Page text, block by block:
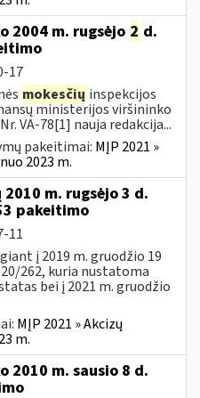
2004 m. rugsėjo 2 d.
17
mokesčių inspekcijos
ministerijos viršininko
VA-78[1] nauja redakcija...
pakeitimai: MĮP 2021 »
2023 m.
m. rugsėjo 3 d.
pakeitimo
11
į 2019 m. gruodžio 19
262, kuria nustatoma
bei į 2021 m. gruodžio
MĮP 2021 » Akcizų
m.
2010 m. sausio 8 d.